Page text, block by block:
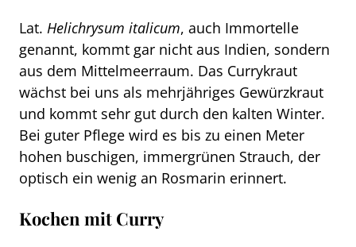
Lat. Helichrysum italicum, auch Immortelle
genannt, kommt gar nicht aus Indien, sondern
aus dem Mittelmeerraum. Das Currykraut
wächst bei uns als mehrjähriges Gewürzkraut
und kommt sehr gut durch den kalten Winter.
Bei guter Pflege wird es bis zu einen Meter
hohen buschigen, immergrünen Strauch, der
optisch ein wenig an Rosmarin erinnert.
Kochen mit Curry